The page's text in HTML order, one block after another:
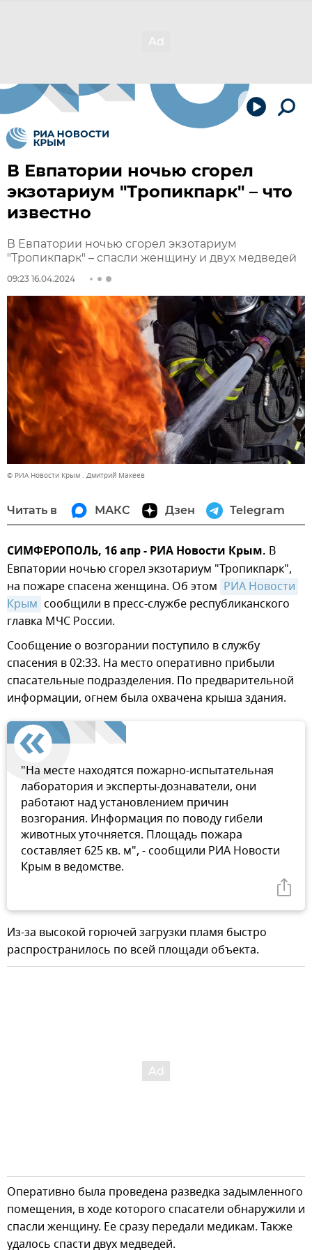
В Евпатории ночью сгорел
экзотариум "Тропикпарк" – что
известно
В Евпатории ночью сгорел экзотариум
"Тропикпарк" – спасли женщину и двух медведей
09:23 16.04.2024
© РИА Новости Крым . Дмитрий Макеев
Читать в МАКС Дзен Telegram
СИМФЕРОПОЛЬ, 16 апр - РИА Новости Крым. В
Евпатории ночью сгорел экзотариум "Тропикпарк",
на пожаре спасена женщина. Об этом РИА Новости
Крым сообщили в пресс-службе республиканского
главка МЧС России.
Сообщение о возгорании поступило в службу
спасения в 02:33. На место оперативно прибыли
спасательные подразделения. По предварительной
информации, огнем была охвачена крыша здания.
"На месте находятся пожарно-испытательная
лаборатория и эксперты-дознаватели, они
работают над установлением причин
возгорания. Информация по поводу гибели
животных уточняется. Площадь пожара
составляет 625 кв. м", - сообщили РИА Новости
Крым в ведомстве.
Из-за высокой горючей загрузки пламя быстро
распространилось по всей площади объекта.
Оперативно была проведена разведка задымленного
помещения, в ходе которого спасатели обнаружили и
спасли женщину. Ее сразу передали медикам. Также
удалось спасти двух медведей.